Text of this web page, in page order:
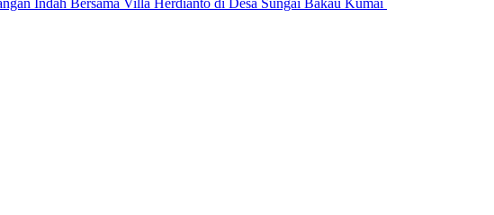
Indah Bersama Villa Herdianto di Desa Sungai Bakau Kumai